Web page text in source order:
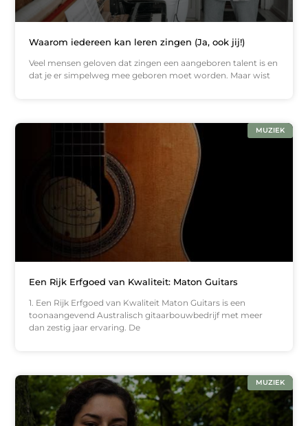
Waarom iedereen kan leren zingen (Ja, ook jij!)
Veel mensen geloven dat zingen een aangeboren talent is en
dat je er simpelweg mee geboren moet worden. Maar wist
MUZIEK
Een Rijk Erfgoed van Kwaliteit: Maton Guitars
1. Een Rijk Erfgoed van Kwaliteit Maton Guitars is een
toonaangevend Australisch gitaarbouwbedrijf met meer
dan zestig jaar ervaring. De
MUZIEK